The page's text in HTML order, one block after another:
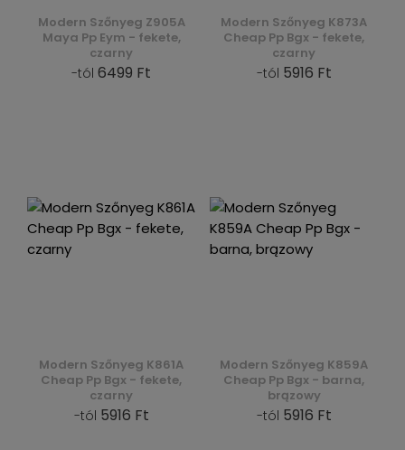
Modern Szőnyeg Z905A
Maya Pp Eym - fekete,
czarny
-tól 6499 Ft
Modern Szőnyeg K873A
Cheap Pp Bgx - fekete,
czarny
-tól 5916 Ft
Modern Szőnyeg K861A
Cheap Pp Bgx - fekete,
czarny
-tól 5916 Ft
Modern Szőnyeg K859A
Cheap Pp Bgx - barna,
brązowy
-tól 5916 Ft